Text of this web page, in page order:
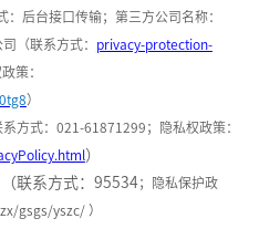
：后台接口传输；第三方公司名称：
（联系方式： privacy-protection-
策：
）
方式：021-61871299；隐私权政策：
）
联系方式： 95534；隐私保护政
gsgs/yszc/ ）